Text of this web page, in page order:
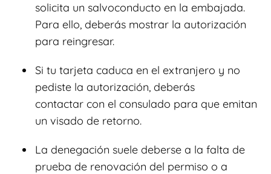
solicita un salvoconducto en la embajada.
Para ello, deberás mostrar la autorización
para reingresar.
Si tu tarjeta caduca en el extranjero y no
pediste la autorización, deberás
contactar con el consulado para que emitan
un visado de retorno.
La denegación suele deberse a la falta de
prueba de renovación del permiso o a